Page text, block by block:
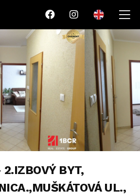
2.IZBOVÝ BYT,
UL.,